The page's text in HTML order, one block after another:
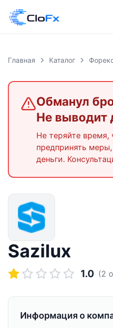
Главная Каталог
Обманул
Не выводит
Не теряйте время,
предпринять
деньги.
Sazilux
1.0 (2
Информация о